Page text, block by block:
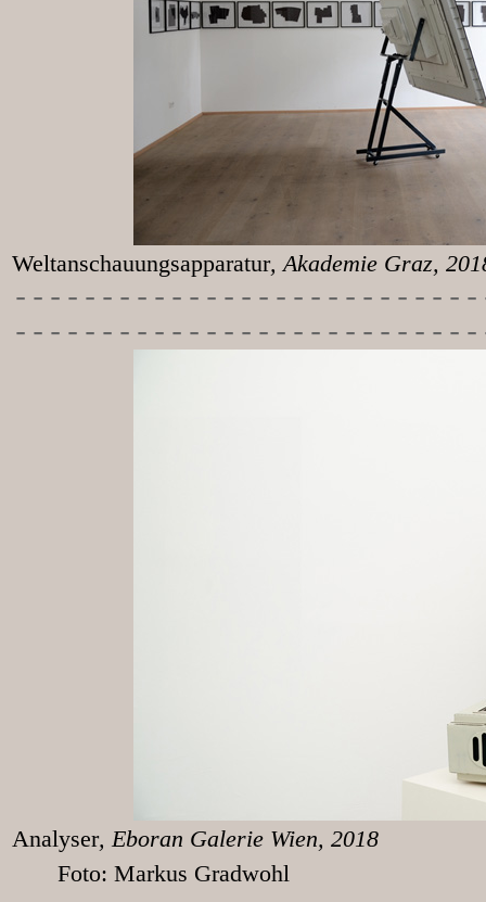
Weltanschauungsapparatur, Akademie Graz,
-----------
Analyser,
Foto: Markus Gradwohl